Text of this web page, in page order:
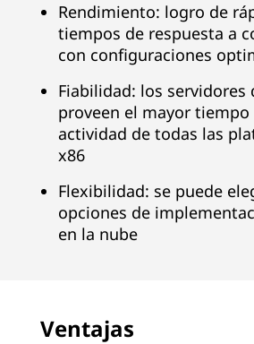
Rendimiento: logro de
tiempos de respuesta a
con configuraciones
Fiabilidad: los servidores
proveen el mayor tiempo
actividad de todas las
x86
Flexibilidad: se puede
opciones de
en la nube
Ventajas